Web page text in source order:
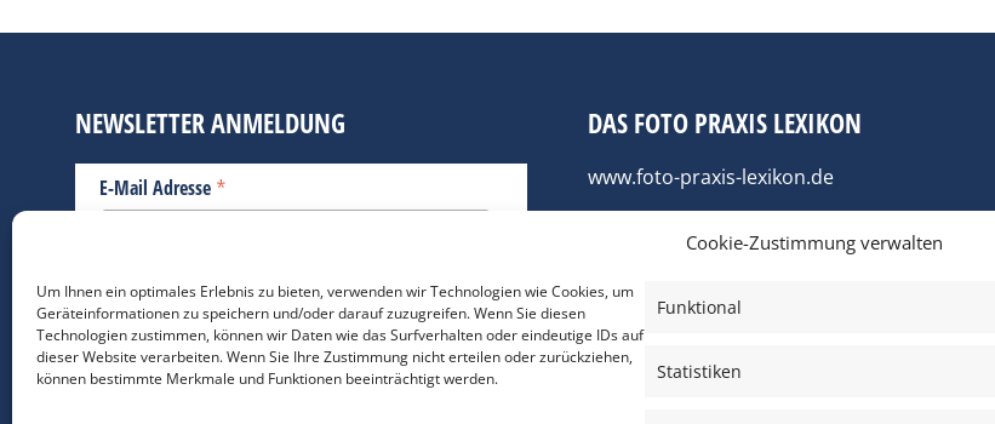
Cookie-Zustimmung verwalten
Um Ihnen ein optimales Erlebnis zu bieten, verwenden wir Technologien wie Cookies, um
Geräteinformationen zu speichern und/oder darauf zuzugreifen. Wenn Sie diesen
Technologien zustimmen, können wir Daten wie das Surfverhalten oder eindeutige IDs auf
dieser Website verarbeiten. Wenn Sie Ihre Zustimmung nicht erteilen oder zurückziehen,
können bestimmte Merkmale und Funktionen beeinträchtigt werden.
Funktional
Statistiken
NEWSLETTER ANMELDUNG
E-Mail Adresse *
*verpflichtend
DAS FOTO PRAXIS LEXIKON
www.foto-praxis-lexikon.de